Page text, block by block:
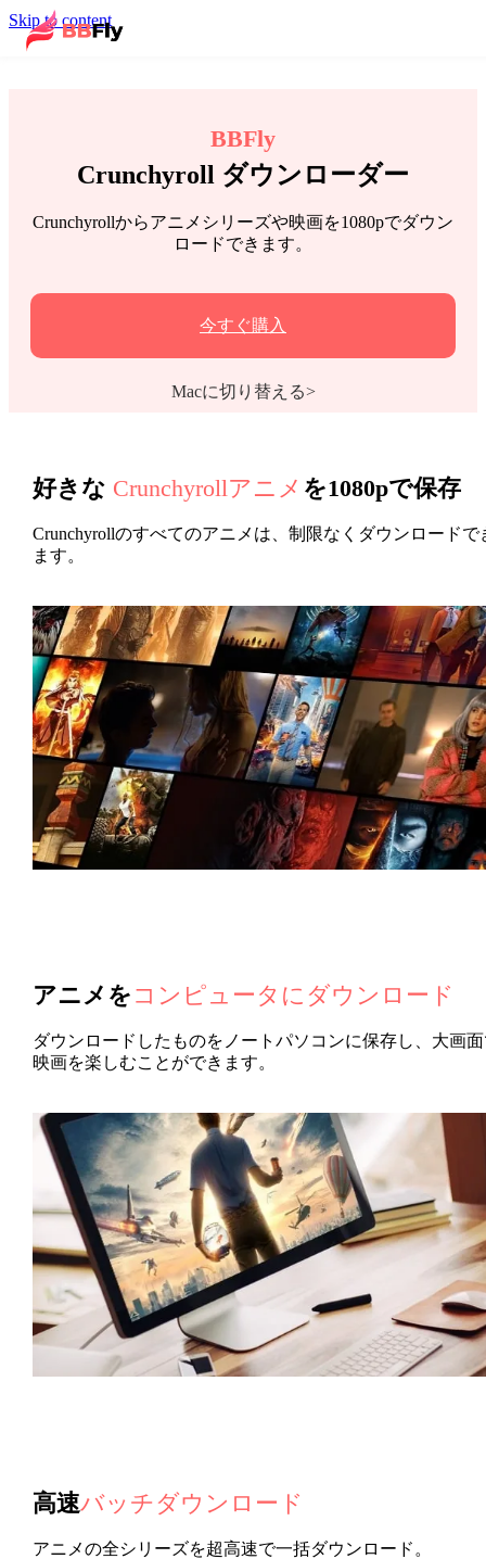
Skip to content
BBFly
Crunchyroll ダウンローダー
Crunchyrollからアニメシリーズや映画を1080pでダウン
ロードできます。
今すぐ購入
Macに切り替える>
好きな Crunchyrollアニメ を1080pで保存
Crunchyrollのすべてのアニメは、制限なくダウンロードで
ます。
アニメを コンピュータにダウンロード
ダウンロードしたものをノートパソコンに保存し、大画
映画を楽しむことができます。
高速バッチダウンロード
アニメの全シリーズを超高速で一括ダウンロード。